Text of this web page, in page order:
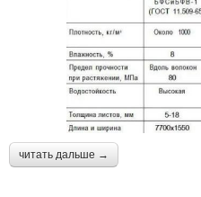
читать дальше →